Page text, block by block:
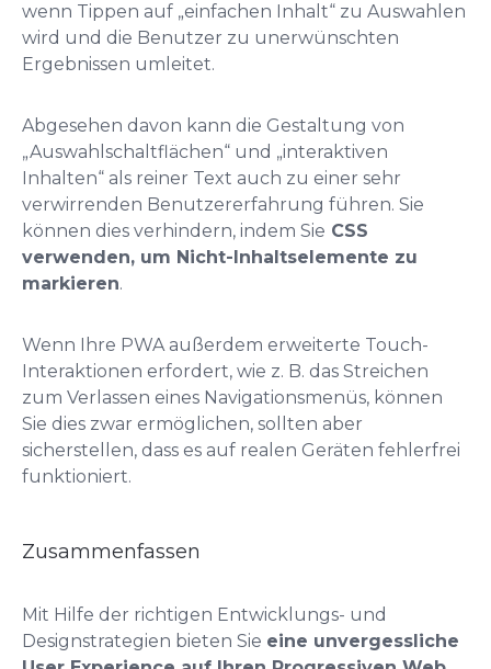
wenn Tippen auf „einfachen Inhalt“ zu Auswahlen
wird und die Benutzer zu unerwünschten
Ergebnissen umleitet.
Abgesehen davon kann die Gestaltung von
„Auswahlschaltflächen“ und „interaktiven
Inhalten“ als reiner Text auch zu einer sehr
verwirrenden Benutzererfahrung führen. Sie
können dies verhindern, indem Sie CSS
verwenden, um Nicht-Inhaltselemente zu
markieren.
Wenn Ihre PWA außerdem erweiterte Touch-
Interaktionen erfordert, wie z. B. das Streichen
zum Verlassen eines Navigationsmenüs, können
Sie dies zwar ermöglichen, sollten aber
sicherstellen, dass es auf realen Geräten fehlerfrei
funktioniert.
Zusammenfassen
Mit Hilfe der richtigen Entwicklungs- und
Designstrategien bieten Sie eine unvergessliche